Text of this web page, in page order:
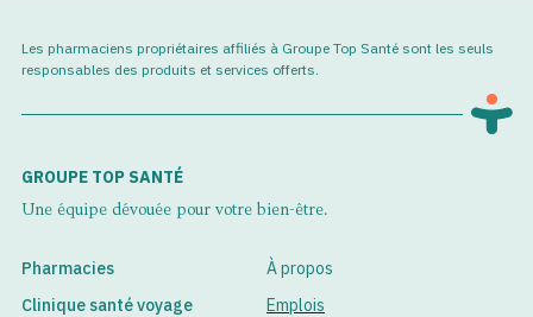
Les pharmaciens propriétaires affiliés à Groupe Top Santé sont les seuls
responsables des produits et services offerts.
GROUPE TOP SANTÉ
Une équipe dévouée pour votre bien-être.
Pharmacies
Clinique santé voyage
À propos
Emplois